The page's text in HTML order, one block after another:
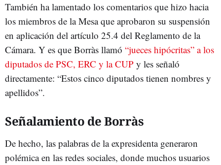
También ha lamentado los comentarios que hizo hacia
los miembros de la Mesa que aprobaron su suspensión
en aplicación del artículo 25.4 del Reglamento de la
Cámara. Y es que Borràs llamó “jueces hipócritas” a los
diputados de PSC, ERC y la CUP y les señaló
directamente: “Estos cinco diputados tienen nombres y
apellidos”.
Señalamiento de Borràs
De hecho, las palabras de la expresidenta generaron
polémica en las redes sociales, donde muchos usuarios